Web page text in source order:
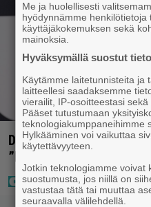
Diandra julkaisi upeita
”Puitteet kohdillaan”
Me ja huolellisesti
hyödynnämme
käyttäjäkokemuksen sekä
mainoksia.
Hyväksymällä suostut
Käytämme laitetunnisteita ja
laitteellesi saadaksemme
vierailit, IP-osoitteestasi sekä
Pääset tutustumaan
teknologiakumppaneihimme
Hylkääminen voi vaikuttaa
käytettävyyteen.
Jotkin teknologiamme voivat
suostumusta, jos niillä on
vastustaa tätä tai muuttaa
seuraavalla välilehdellä.